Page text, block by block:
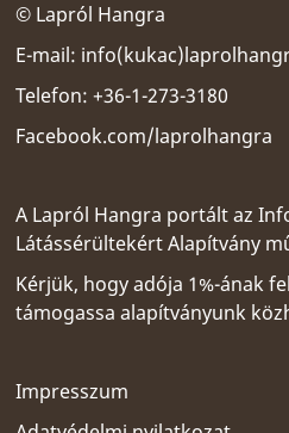
© Lapról Hangra
E-mail:
Telefon: +36-1-273-3180
Facebook.com/laprolhangra
A Lapról Hangra portált az
Látássérültekért Alapítvány
Kérjük, hogy adója 1%-ának
támogassa alapítványunk
Impresszum